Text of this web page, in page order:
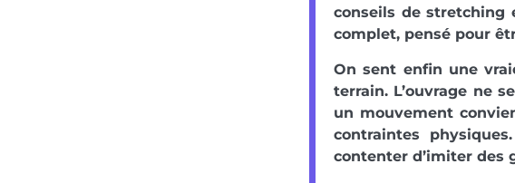
conseils de stretching
complet, pensé pour
On sent enfin une
terrain. L’ouvrage ne
un mouvement
contraintes
contenter d’imiter des